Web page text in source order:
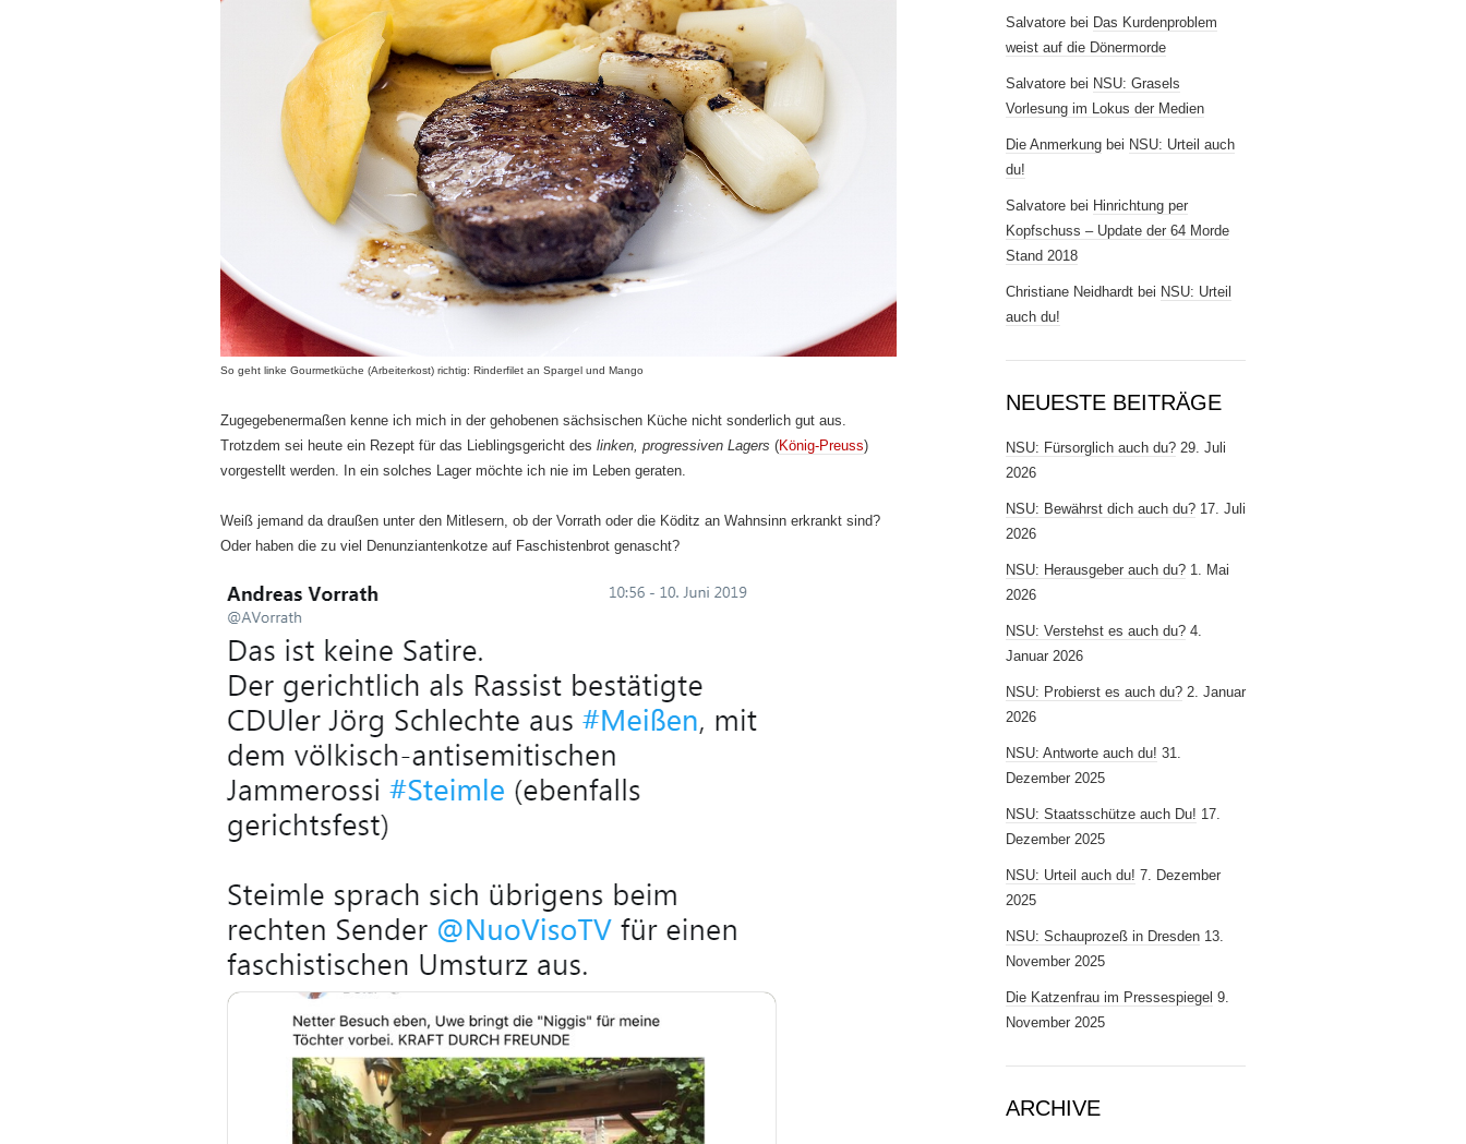
So geht linke Gourmetküche (Arbeiterkost) richtig: Rinderfilet an Spargel und Mango
Zugegebenermaßen kenne ich mich in der gehobenen sächsischen Küche nicht sonderlich gut aus.
Trotzdem sei heute ein Rezept für das Lieblingsgericht des linken, progressiven Lagers (König-Preuss)
vorgestellt werden. In ein solches Lager möchte ich nie im Leben geraten.
Weiß jemand da draußen unter den Mitlesern, ob der Vorrath oder die Köditz an Wahnsinn erkrankt sind?
Oder haben die zu viel Denunzianten­kotze auf Faschistenbrot genascht?
Salvatore bei Das Kurdenproblem
weist auf die Dönermorde
Salvatore bei NSU: Grasels
Vorlesung im Lokus der Medien
Die Anmerkung bei NSU: Urteil auch
du!
Salvatore bei Hinrichtung per
Kopfschuss – Update der 64 Morde
Stand 2018
Christiane Neidhardt bei NSU: Urteil
auch du!
NEUESTE BEITRÄGE
NSU: Fürsorglich auch du? 29. Juli
2026
NSU: Bewährst dich auch du? 17. Juli
2026
NSU: Herausgeber auch du? 1. Mai
2026
NSU: Verstehst es auch du? 4.
Januar 2026
NSU: Probierst es auch du? 2. Januar
2026
NSU: Antworte auch du! 31.
Dezember 2025
NSU: Staatsschütze auch Du! 17.
Dezember 2025
NSU: Urteil auch du! 7. Dezember
2025
NSU: Schauprozeß in Dresden 13.
November 2025
Die Katzenfrau im Pressespiegel 9.
November 2025
ARCHIVE